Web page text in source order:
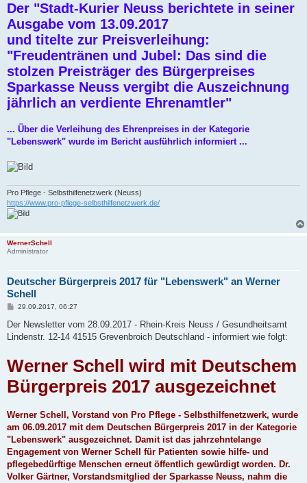
Der "Stadt-Kurier Neuss berichtete in seiner
Ausgabe vom 13.09.2017
und titelte zur Preisverleihung:
"Freudentränen und Jubel: Das sind die
stolzen Preisträger des Bürgerpreises
Sparkasse Neuss vergibt die Auszeichnung
jährlich an verdiente Ehrenamtler"
... Über die Verleihung des Ehrenpreises in der Kategorie
"Lebenswerk" wurde im Bericht ausführlich informiert ...
Pro Pflege - Selbsthilfenetzwerk (Neuss)
https://www.pro-pflege-selbsthilfenetzwerk.de/
WernerSchell
Administrator
Deutscher Bürgerpreis 2017 für "Lebenswerk" an Werner
Schell
B
i
r
29.09.2017, 06:27
Der Newsletter vom 28.09.2017 - Rhein-Kreis Neuss / Gesundheitsamt
Lindenstr. 12-14 41515 Grevenbroich Deutschland - informiert wie folgt:
Werner Schell wird mit Deutschem
Bürgerpreis 2017 ausgezeichnet
Werner Schell, Vorstand von Pro Pflege - Selbsthilfenetzwerk, wurde
am 06.09.2017 mit dem Deutschen Bürgerpreis 2017 in der Kategorie
"Lebenswerk" ausgezeichnet. Damit ist das jahrzehntelange
Engagement von Werner Schell für Patienten sowie hilfe- und
pflegebedürftige Menschen erneut öffentlich gewürdigt worden. Dr.
Volker Gärtner, Vorstandsmitglied der Sparkasse Neuss, nahm die